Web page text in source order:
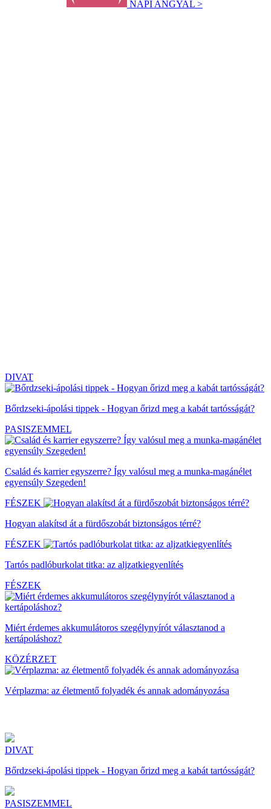
NAPI ANGYAL >
DIVAT
Bőrdzseki-ápolási tippek - Hogyan őrizd meg a kabát tartósságát?
PASISZEMMEL
Család és karrier egyszerre? Így valósul meg a munka-magánélet
egyensúly Szegeden!
FÉSZEK
Hogyan alakítsd át a fürdőszobát biztonságos térré?
FÉSZEK
Tartós padlóburkolat titka: az aljzatkiegyenlítés
FÉSZEK
Miért érdemes akkumulátoros szegélynyírót választanod a
kertápoláshoz?
KÖZÉRZET
Vérplazma: az életmentő folyadék és annak adományozása
DIVAT
Bőrdzseki-ápolási tippek - Hogyan őrizd meg a kabát tartósságát?
PASISZEMMEL